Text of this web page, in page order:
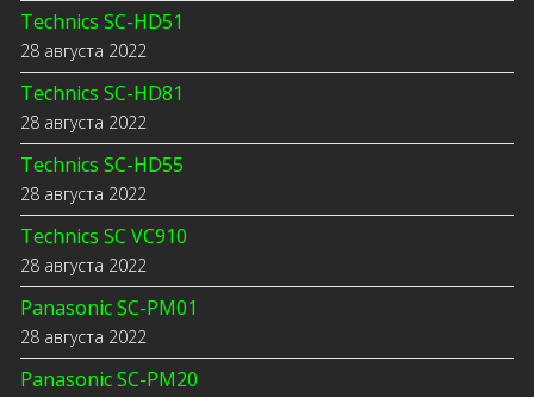
Technics SC-HD51
28 августа 2022
Technics SC-HD81
28 августа 2022
Technics SC-HD55
28 августа 2022
Technics SC VC910
28 августа 2022
Panasonic SC-PM01
28 августа 2022
Panasonic SC-PM20